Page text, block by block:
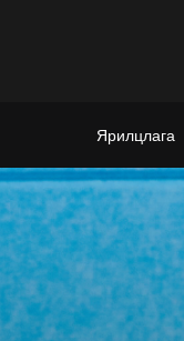
Ярилцлага